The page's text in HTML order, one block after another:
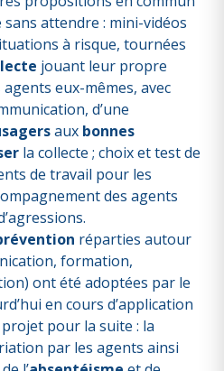
attendre : mini-vidéos
à risque, tournées
jouant leur propre
eux-mêmes, avec
d’une
aux bonnes
la collecte ; choix et test de
de travail pour les
des agents
réparties autour
formation,
ont été adoptées par le
en cours d’application
pour la suite : la
par les agents ainsi